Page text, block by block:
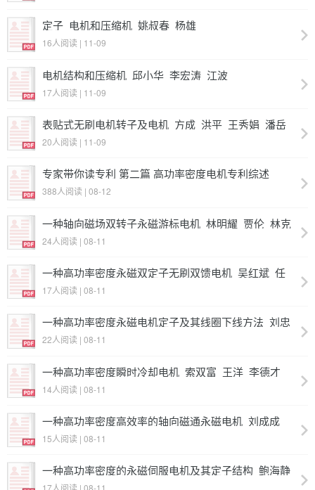
定子_电机和压缩机_姚叔春_杨雄
16人阅读 | 11-09
电机结构和压缩机_邱小华_李宏涛_江波
17人阅读 | 11-09
表贴式无刷电机转子及电机_方成_洪平_王秀娟_潘岳
20人阅读 | 11-09
专家带你读专利 第二篇 高功率密度电机专利综述
388人阅读 | 08-12
一种轴向磁场双转子永磁游标电机_林明耀_贾伦_林克
曼_乐伟_王帅
24人阅读 | 08-11
一种高功率密度永磁双定子无刷双馈电机_吴红斌_任
泰安_阚超豪_肖本贤
17人阅读 | 08-11
一种高功率密度永磁电机定子及其线圈下线方法_刘忠
奇_卢彬_高跃
22人阅读 | 08-11
一种高功率密度瞬时冷却电机_索双富_王洋_李德才_
杨义勇_郝金顺_王文杰
14人阅读 | 08-11
一种高功率密度高效率的轴向磁通永磁电机_刘成成_
卢佳玮_汪友华
15人阅读 | 08-11
一种高功率密度的永磁伺服电机及其定子结构_鲍海静
_张韬_陈忠_方江龙_张静